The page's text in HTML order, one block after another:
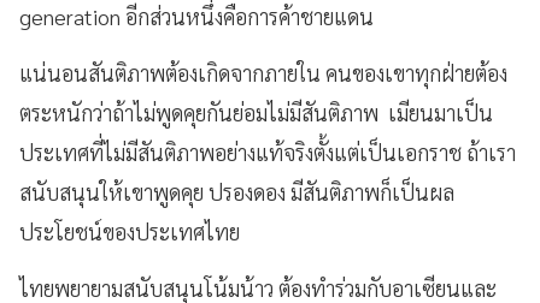
generation อีกส่วนหนึ่งคือการค้าชายแดน
แน่นอนสันติภาพต้องเกิดจากภายใน คนของเขาทุกฝ่ายต้อง
ตระหนักว่าถ้าไม่พูดคุยกันย่อมไม่มีสันติภาพ เมียนมาเป็น
ประเทศที่ไม่มีสันติภาพอย่างแท้จริงตั้งแต่เป็นเอกราช ถ้าเรา
สนับสนุนให้เขาพูดคุย ปรองดอง มีสันติภาพก็เป็นผล
ประโยชน์ของประเทศไทย
ไทยพยายามสนับสนุนโน้มน้าว ต้องทำร่วมกับอาเซียนและ